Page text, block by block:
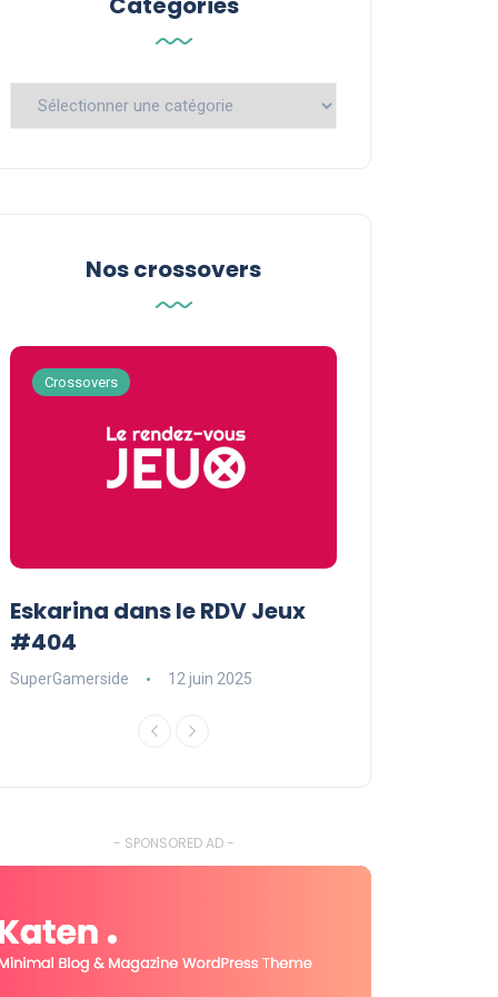
Catégories
Nos crossovers
Crossovers
Eskarina dans le RDV Jeux
#404
SuperGamerside 12 juin 2025
- SPONSORED AD -